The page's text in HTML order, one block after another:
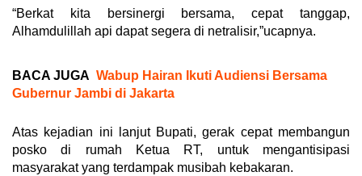
“Berkat kita bersinergi bersama, cepat tanggap,
Alhamdulillah api dapat segera di netralisir,”ucapnya.
BACA JUGA Wabup Hairan Ikuti Audiensi Bersama
Gubernur Jambi di Jakarta
Atas kejadian ini lanjut Bupati, gerak cepat membangun
posko di rumah Ketua RT, untuk mengantisipasi
masyarakat yang terdampak musibah kebakaran.